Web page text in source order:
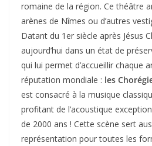
romaine de la région. Ce théâtre
arènes de Nîmes ou d’autres
Datant du 1er siècle après Jésus
aujourd’hui dans un état de
qui lui permet d’accueillir chaque
réputation mondiale : les
est consacré à la musique
profitant de l’acoustique
de 2000 ans ! Cette scène sert
représentation pour toutes les